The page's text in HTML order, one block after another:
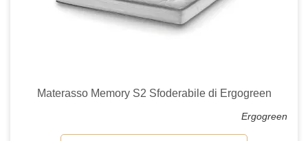
Materasso Memory S2 Sfoderabile di Ergogreen
Ergogreen